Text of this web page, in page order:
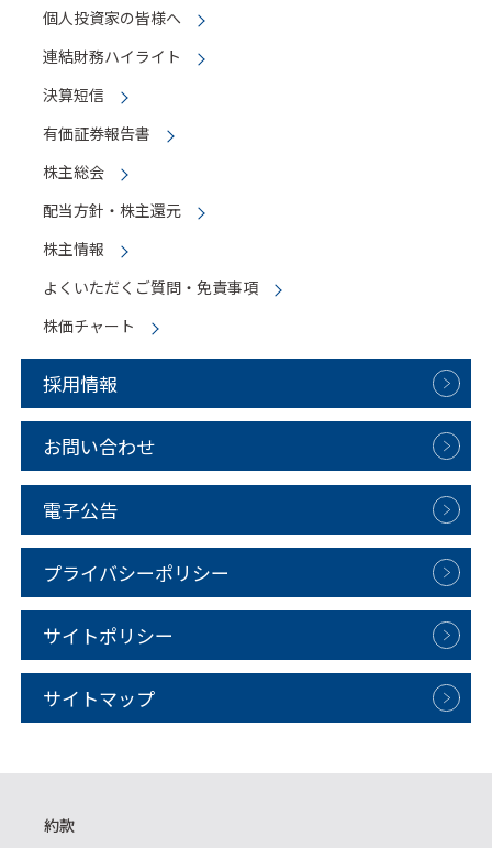
個人投資家の皆様へ
連結財務ハイライト
決算短信
有価証券報告書
株主総会
配当方針・株主還元
株主情報
よくいただくご質問・免責事項
株価チャート
採用情報
お問い合わせ
電子公告
プライバシーポリシー
サイトポリシー
サイトマップ
約款